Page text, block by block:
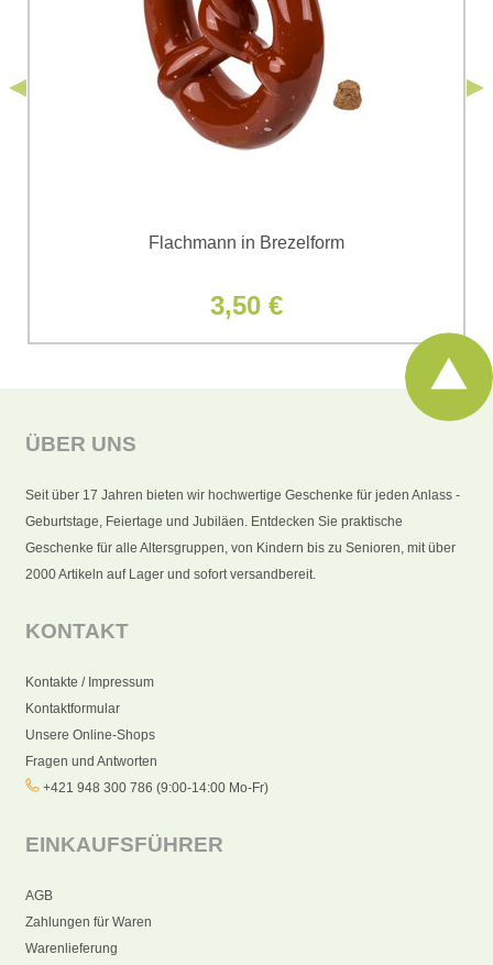
einverstanden. Ich habe dieDatenschutzbedingungen
Bomba s.r.o. zur Kenntnis genommen.
Flachmann in Brezelform
3,50 €
ÜBER UNS
Seit über 17 Jahren bieten wir hochwertige Geschenke für jeden Anlass -
Geburtstage, Feiertage und Jubiläen. Entdecken Sie praktische
Geschenke für alle Altersgruppen, von Kindern bis zu Senioren, mit über
2000 Artikeln auf Lager und sofort versandbereit.
KONTAKT
Kontakte / Impressum
Kontaktformular
Unsere Online-Shops
Fragen und Antworten
+421 948 300 786 (9:00-14:00 Mo-Fr)
EINKAUFSFÜHRER
AGB
Zahlungen für Waren
Warenlieferung